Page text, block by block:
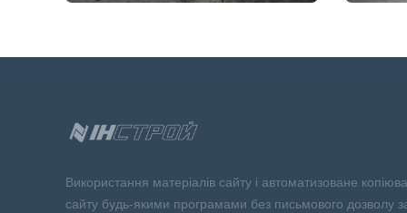
Використання матеріалів сайту і автоматизоване
сайту будь-якими програмами без письмового дозволу